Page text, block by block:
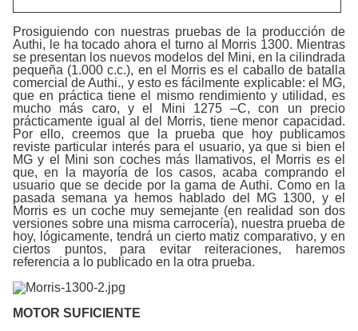
Prosiguiendo con nuestras pruebas de la producción de
Authi, le ha tocado ahora el turno al Morris 1300. Mientras
se presentan los nuevos modelos del Mini, en la cilindrada
pequeña (1.000 c.c.), en el Morris es el caballo de batalla
comercial de Authi., y esto es fácilmente explicable: el MG,
que en práctica tiene el mismo rendimiento y utilidad, es
mucho más caro, y el Mini 1275 –C, con un precio
prácticamente igual al del Morris, tiene menor capacidad.
Por ello, creemos que la prueba que hoy publicamos
reviste particular interés para el usuario, ya que si bien el
MG y el Mini son coches más llamativos, el Morris es el
que, en la mayoría de los casos, acaba comprando el
usuario que se decide por la gama de Authi. Como en la
pasada semana ya hemos hablado del MG 1300, y el
Morris es un coche muy semejante (en realidad son dos
versiones sobre una misma carrocería), nuestra prueba de
hoy, lógicamente, tendrá un cierto matiz comparativo, y en
ciertos puntos, para evitar reiteraciones, haremos
referencia a lo publicado en la otra prueba.
MOTOR SUFICIENTE